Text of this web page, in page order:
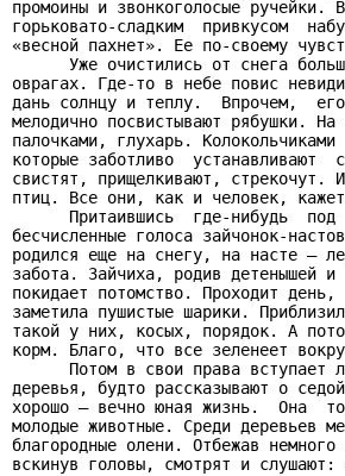
промоины и звонкоголосые
горьковато-сладким  привкусом
«весной пахнет». Ее по-своему
Уже очистились от снега
оврагах. Где-то в небе повис
дань солнцу и теплу.  Впрочем,
мелодично посвистывают рябушки.
палочками, глухарь.
которые заботливо
свистят, прищелкивают, стрекочут.
птиц. Все они, как и человек,
Притаившись  где-нибудь
бесчисленные голоса зайчонок-
родился еще на снегу, на насте —
забота. Зайчиха, родив детенышей
покидает потомство. Проходит
заметила пушистые шарики.
такой у них, косых, порядок. А
корм. Благо, что все зеленеет
Потом в свои права вступает
деревья, будто рассказывают о
хорошо — вечно юная жизнь.  Она
молодые животные. Среди деревьев
благородные олени. Отбежав
вскинув головы, смотрят и